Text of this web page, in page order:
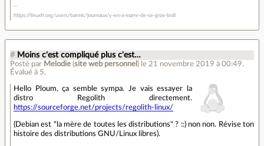
https://linuxfr.org/users/barmic/journaux/y-en-a-marre-de-ce-gros-troll
# Moins c'est compliqué plus c'est…
Posté par Melodie (site web personnel ) le 21 novembre 2019 à 00:49.
Évalué à 5.
Hello Ploum, ça semble sympa. Je vais essayer la
distro Regolith directement.
https://sourceforge.net/projects/regolith-linux/
(Debian est "la mère de toutes les distributions" ? ::) non non. Révise ton
histoire des distributions GNU/Linux libres).